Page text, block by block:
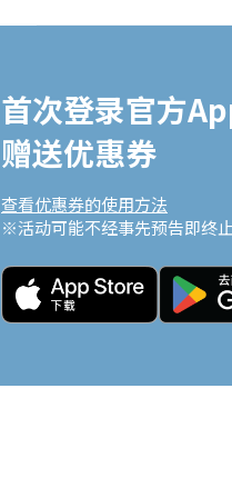
首次登录官方
赠送优惠券
查看优惠券的使用方法
※活动可能不经事先预告即终